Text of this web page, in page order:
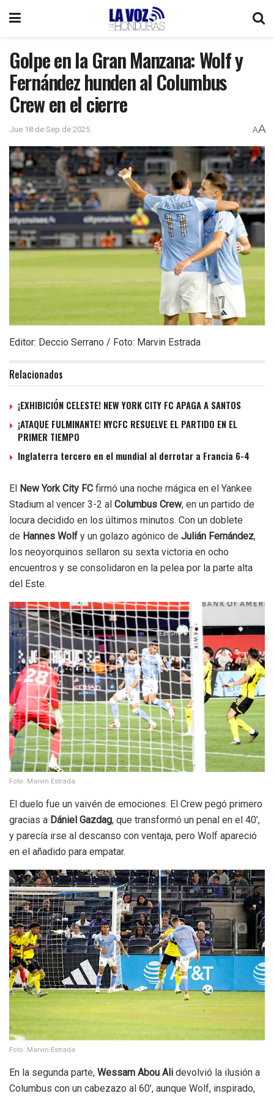
Golpe en la Gran Manzana: Wolf y
Fernández hunden al Columbus
Crew en el cierre
Jue 18 de Sep de 2025 AA
Editor: Deccio Serrano / Foto: Marvin Estrada
Relacionados
¡EXHIBICIÓN CELESTE! NEW YORK CITY FC APAGA A SANTOS
¡ATAQUE FULMINANTE! NYCFC RESUELVE EL PARTIDO EN EL
PRIMER TIEMPO
Inglaterra tercero en el mundial al derrotar a Francia 6-4
El New York City FC firmó una noche mágica en el Yankee
Stadium al vencer 3-2 al Columbus Crew, en un partido de
locura decidido en los últimos minutos. Con un doblete
de Hannes Wolf y un golazo agónico de Julián Fernández,
los neoyorquinos sellaron su sexta victoria en ocho
encuentros y se consolidaron en la pelea por la parte alta
del Este.
Foto: Marvin Estrada
El duelo fue un vaivén de emociones. El Crew pegó primero
gracias a Dániel Gazdag, que transformó un penal en el 40’,
y parecía irse al descanso con ventaja, pero Wolf apareció
en el añadido para empatar.
Foto: Marvin Estrada
En la segunda parte, Wessam Abou Ali devolvió la ilusión a
Columbus con un cabezazo al 60’, aunque Wolf, inspirado,